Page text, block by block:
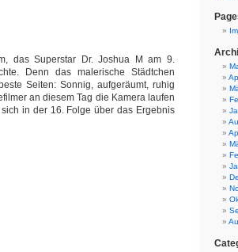
das Superstar Dr. Joshua M am 9.
Denn das malerische Städtchen
Seiten: Sonnig, aufgeräumt, ruhig
an diesem Tag die Kamera laufen
in der 16. Folge über das Ergebnis